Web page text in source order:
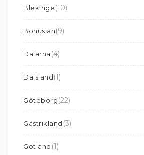
Blekinge(10)
Bohuslän(9)
Dalarna (4)
Dalsland(1)
Göteborg(22)
Gästrikland (3)
Gotland (1)